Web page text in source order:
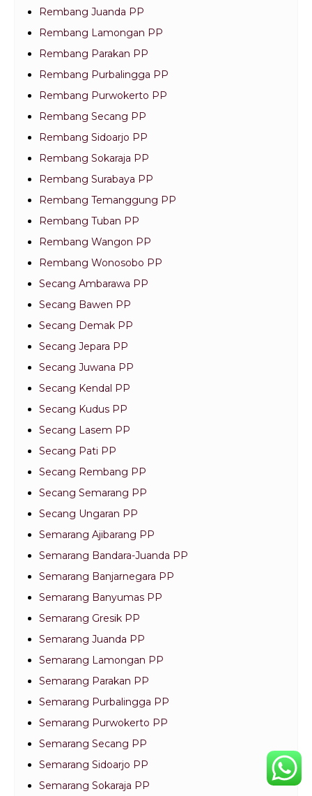
Rembang Juanda PP
Rembang Lamongan PP
Rembang Parakan PP
Rembang Purbalingga PP
Rembang Purwokerto PP
Rembang Secang PP
Rembang Sidoarjo PP
Rembang Sokaraja PP
Rembang Surabaya PP
Rembang Temanggung PP
Rembang Tuban PP
Rembang Wangon PP
Rembang Wonosobo PP
Secang Ambarawa PP
Secang Bawen PP
Secang Demak PP
Secang Jepara PP
Secang Juwana PP
Secang Kendal PP
Secang Kudus PP
Secang Lasem PP
Secang Pati PP
Secang Rembang PP
Secang Semarang PP
Secang Ungaran PP
Semarang Ajibarang PP
Semarang Bandara-Juanda PP
Semarang Banjarnegara PP
Semarang Banyumas PP
Semarang Gresik PP
Semarang Juanda PP
Semarang Lamongan PP
Semarang Parakan PP
Semarang Purbalingga PP
Semarang Purwokerto PP
Semarang Secang PP
Semarang Sidoarjo PP
Semarang Sokaraja PP